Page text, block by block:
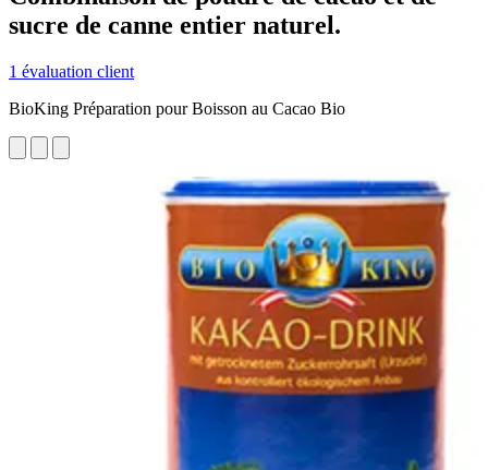
sucre de canne entier naturel.
1 évaluation client
BioKing Préparation pour Boisson au Cacao Bio